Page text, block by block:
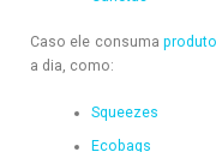
Caso ele consuma
a dia, como:
Squeezes
Ecobags